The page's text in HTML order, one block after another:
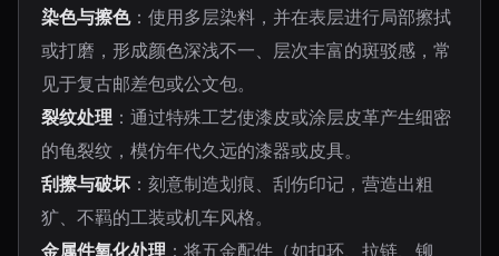
染色与擦色：使用多层染料，并在表层进行局部擦拭
或打磨，形成颜色深浅不一、层次丰富的斑驳感，常
见于复古邮差包或公文包。
裂纹处理 ：通过特殊工艺使漆皮或涂层皮革产生细密
的龟裂纹，模仿年代久远的漆器或皮具。
刮擦与破坏 ：刻意制造划痕、刮伤印记，营造出粗
犷、不羁的工装或机车风格。
金属件氧化处理 ：将五金配件（如扣环、拉链、铆